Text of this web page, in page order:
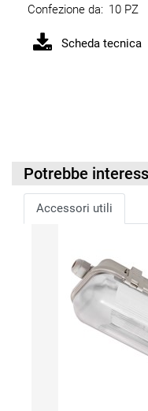
Confezione da: 10 PZ
Scheda tecnica
Potrebbe
Accessori utili